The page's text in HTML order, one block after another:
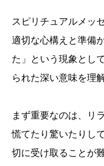
スピリチュアルメッ
適切な心構えと準備
た」という現象とし
られた深い意味を理
まず重要なのは、リ
慌てたり驚いたりし
切に受け取ることが